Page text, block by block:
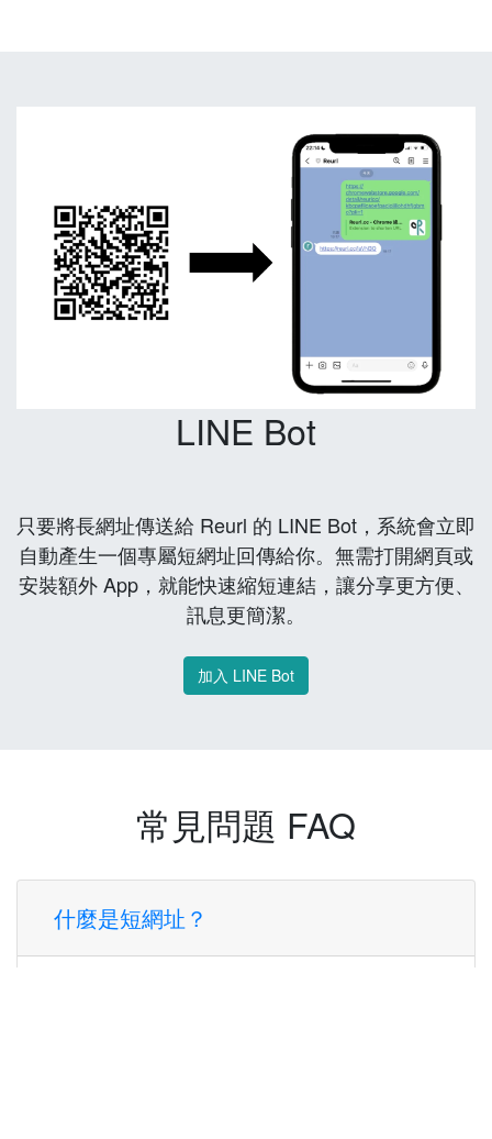
LINE Bot
只要將長網址傳送給 Reurl 的 LINE Bot，系統會立即
自動產生一個專屬短網址回傳給你。無需打開網頁或
安裝額外 App，就能快速縮短連結，讓分享更方便、
訊息更簡潔。
加入 LINE Bot
常見問題 FAQ
什麼是短網址？